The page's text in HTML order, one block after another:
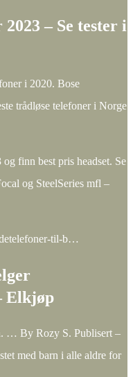
– Se tester i
i 2020. Bose
trådløse telefoner i Norge
finn best pris headset. Se
og SteelSeries mfl –
til-b…
Elkjøp
… By Rozy S. Publisert –
med barn i alle aldre for